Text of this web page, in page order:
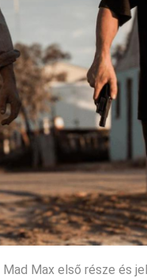
Max első része és